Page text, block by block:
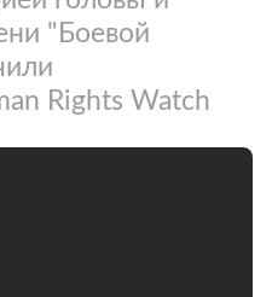
"Боевой
Rights Watch